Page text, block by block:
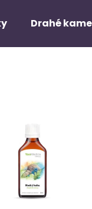
Drahé
najít?